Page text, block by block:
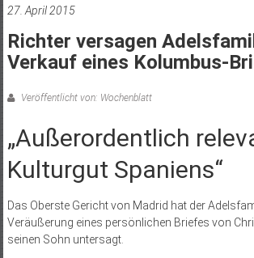
27. April 2015
Richter versagen
Verkauf eines Kolumbus-
Veröffentlicht von: Wochenblatt
„Außerordentlich
Kulturgut Spaniens“
Das Oberste Gericht von Madrid hat der
Veräußerung eines persönlichen Briefes von
seinen Sohn untersagt.